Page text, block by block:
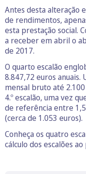
Antes desta alteração
de rendimentos,
esta prestação social.
a receber em abril o
de 2017.
O quarto escalão
8.847,72 euros
mensal bruto até
4.º escalão, uma vez
de referência entre
(cerca de 1.053 euros).
Conheça os quatro
cálculo dos escalões